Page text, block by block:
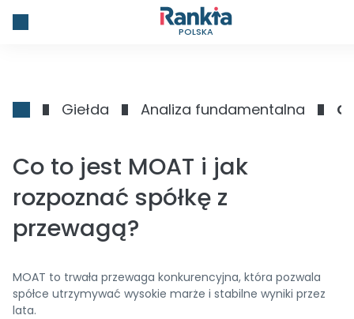
POLSKA
Giełda Analiza fundamentalna
Co to jest MOAT i jak
rozpoznać spółkę z
przewagą?
MOAT to trwała przewaga konkurencyjna, która pozwala
spółce utrzymywać wysokie marże i stabilne wyniki przez
lata.